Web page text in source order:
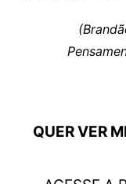
QUER VER